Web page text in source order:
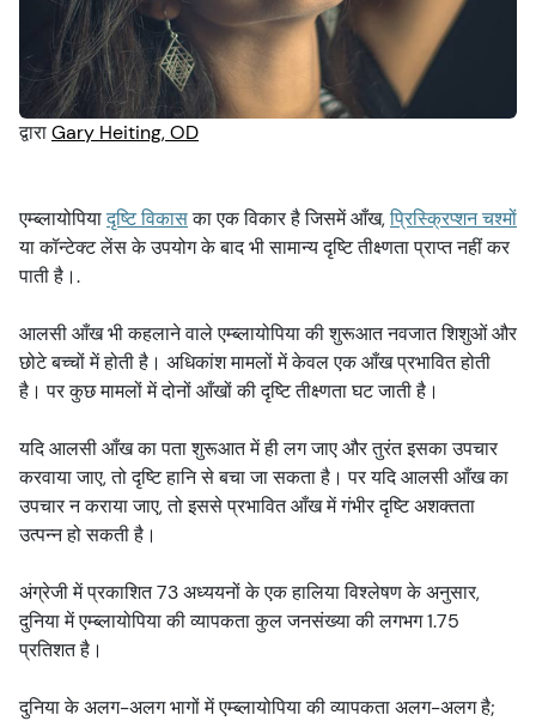
आंख की चोटें
लक्षण
आँखों की जाँच
आँखों का स्वास्थ्य
सुरक्षा
आँखों के टेस्ट
माता-पिता और बच्चे
पालतू जानवर और पशु
नज़र और सड़क सुरक्षा
रखरखाव
वीडियोज़
द्वाराGary Heiting, OD
एम्ब्लायोपियादृष्टि विकासका एक विकार है जिसमें आँख,प्रिस्क्रिप्शन चश्मों
या कॉन्टेक्ट लेंस के उपयोग के बाद भी सामान्य दृष्टि तीक्ष्णता प्राप्त नहीं कर
पाती है।.
आलसी आँख भी कहलाने वाले एम्ब्लायोपिया की शुरूआत नवजात शिशुओं और
छोटे बच्चों में होती है। अधिकांश मामलों में केवल एक आँख प्रभावित होती
है। पर कुछ मामलों में दोनों आँखों की दृष्टि तीक्ष्णता घट जाती है।
यदि आलसी आँख का पता शुरूआत में ही लग जाए और तुरंत इसका उपचार
करवाया जाए, तो दृष्टि हानि से बचा जा सकता है। पर यदि आलसी आँख का
उपचार न कराया जाए, तो इससे प्रभावित आँख में गंभीर दृष्टि अशक्तता
उत्पन्न हो सकती है।
अंग्रेजी में प्रकाशित 73 अध्ययनों के एक हालिया विश्लेषण के अनुसार,
दुनिया में एम्ब्लायोपिया की व्यापकता कुल जनसंख्या की लगभग 1.75
प्रतिशत है।
दुनिया के अलग-अलग भागों में एम्ब्लायोपिया की व्यापकता अलग-अलग है;